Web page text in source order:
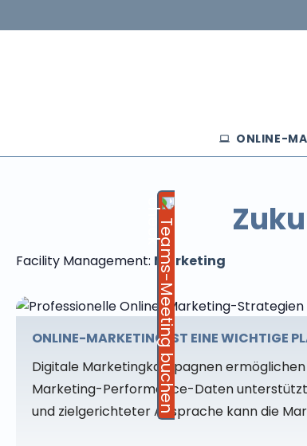
ONLINE-
Facility Management: Marketing
Teams-Meeting buchen
ONLINE-MARKETING IST EINE WICHTIGE
Digitale Marketingkampagnen ermöglichen
Marketing-Performance-Daten
und zielgerichteter Ansprache kann die